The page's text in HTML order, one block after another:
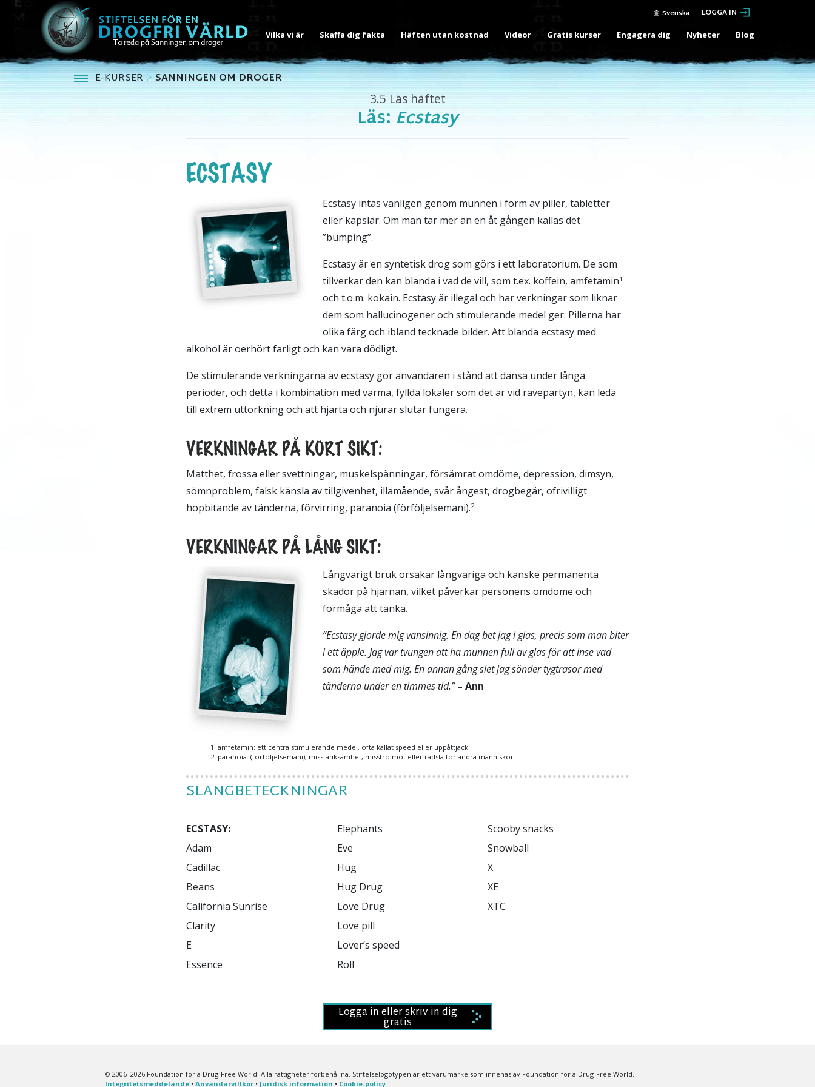
Svenska LOGGA IN
Vilka vi är Skaffa dig fakta Häften utan kostnad Videor Gratis kurser Engagera dig Nyheter Blog
E-KURSER SANNINGEN OM DROGER
3.5 Läs häftet
Läs: Ecstasy
ECSTASY
Ecstasy intas vanligen genom munnen i form av piller, tabletter
eller kapslar. Om man tar mer än en åt gången kallas det
”bumping”.
Ecstasy är en syntetisk drog som görs i ett laboratorium. De som
tillverkar den kan blanda i vad de vill, som t.ex. koffein, amfetamin1
och t.o.m. kokain. Ecstasy är illegal och har verkningar som liknar
dem som hallucinogener och stimulerande medel ger. Pillerna har
olika färg och ibland tecknade bilder. Att blanda ecstasy med
alkohol är oerhört farligt och kan vara dödligt.
De stimulerande verkningarna av ecstasy gör användaren i stånd att dansa under långa
perioder, och detta i kombination med varma, fyllda lokaler som det är vid ravepartyn, kan leda
till extrem uttorkning och att hjärta och njurar slutar fungera.
VERKNINGAR PÅ KORT SIKT:
Matthet, frossa eller svettningar, muskelspänningar, försämrat omdöme, depression, dimsyn,
sömnproblem, falsk känsla av tillgivenhet, illamående, svår ångest, drogbegär, ofrivilligt
hopbitande av tänderna, förvirring, paranoia (förföljelsemani).2
VERKNINGAR PÅ LÅNG SIKT:
Långvarigt bruk orsakar långvariga och kanske permanenta
skador på hjärnan, vilket påverkar personens omdöme och
förmåga att tänka.
”Ecstasy gjorde mig vansinnig. En dag bet jag i glas, precis som man biter
i ett äpple. Jag var tvungen att ha munnen full av glas för att inse vad
som hände med mig. En annan gång slet jag sönder tygtrasor med
tänderna under en timmes tid.”– Ann
1 amfetamin: ett centralstimulerande medel, ofta kallat speed eller uppåttjack.
2 paranoia: (förföljelsemani), misstänksamhet, misstro mot eller rädsla för andra människor.
SLANGBETECKNINGAR
ECSTASY:
Adam
Cadillac
Beans
California Sunrise
Clarity
E
Essence
Eve
Hug
Hug Drug
Love Drug
Love pill
Lover’s speed
Roll
Snowball
X
XE
XTC
Logga in eller skriv in dig
gratis
© 2006–2026 Foundation for a Drug-Free World. Alla rättigheter förbehållna. Stiftelselogotypen är ett varumärke som innehas av Foundation for a Drug-Free World.
Integritetsmeddelande• Användarvillkor• Juridisk information • Cookie-policy